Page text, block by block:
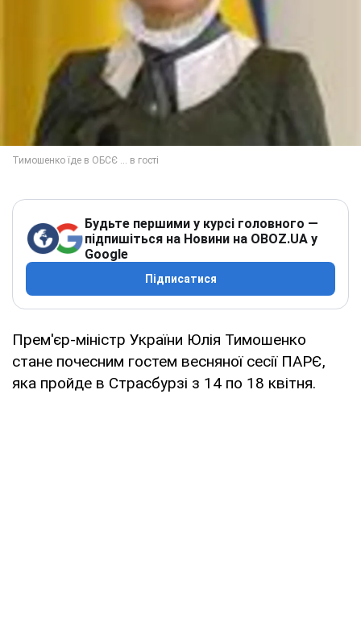
Будьте першими у курсі головного —
підпишіться на Новини на OBOZ.UA у
Google
Підписатися
Прем'єр-міністр України Юлія Тимошенко
стане почесним гостем весняної сесії ПАРЄ,
яка пройде в Страсбурзі з 14 по 18 квітня.